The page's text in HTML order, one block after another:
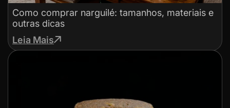
Como comprar narguilé: tamanhos, materiais e
outras dicas
Leia Mais